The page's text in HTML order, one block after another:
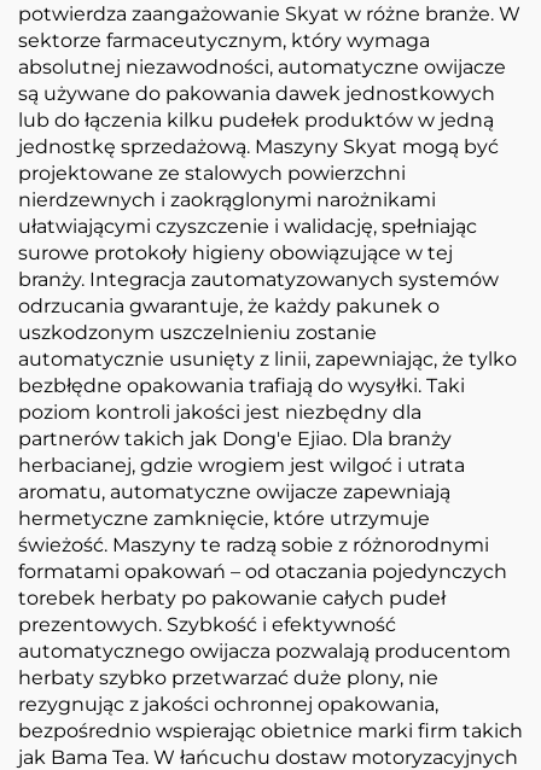
potwierdza zaangażowanie Skyat w różne branże. W
sektorze farmaceutycznym, który wymaga
absolutnej niezawodności, automatyczne owijacze
są używane do pakowania dawek jednostkowych
lub do łączenia kilku pudełek produktów w jedną
jednostkę sprzedażową. Maszyny Skyat mogą być
projektowane ze stalowych powierzchni
nierdzewnych i zaokrąglonymi narożnikami
ułatwiającymi czyszczenie i walidację, spełniając
surowe protokoły higieny obowiązujące w tej
branży. Integracja zautomatyzowanych systemów
odrzucania gwarantuje, że każdy pakunek o
uszkodzonym uszczelnieniu zostanie
automatycznie usunięty z linii, zapewniając, że tylko
bezbłędne opakowania trafiają do wysyłki. Taki
poziom kontroli jakości jest niezbędny dla
partnerów takich jak Dong'e Ejiao. Dla branży
herbacianej, gdzie wrogiem jest wilgoć i utrata
aromatu, automatyczne owijacze zapewniają
hermetyczne zamknięcie, które utrzymuje
świeżość. Maszyny te radzą sobie z różnorodnymi
formatami opakowań – od otaczania pojedynczych
torebek herbaty po pakowanie całych pudeł
prezentowych. Szybkość i efektywność
automatycznego owijacza pozwalają producentom
herbaty szybko przetwarzać duże plony, nie
rezygnując z jakości ochronnej opakowania,
bezpośrednio wspierając obietnice marki firm takich
jak Bama Tea. W łańcuchu dostaw motoryzacyjnych